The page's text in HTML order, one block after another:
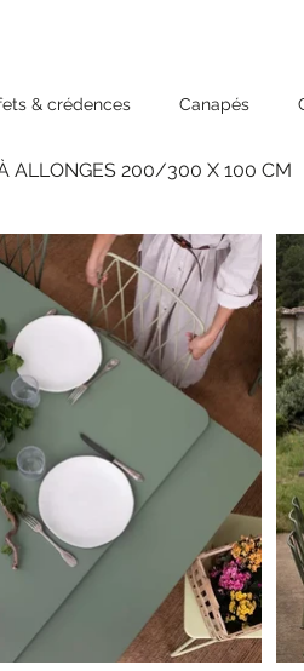
& crédences Canapés
ALLONGES 200/300 X 100 CM